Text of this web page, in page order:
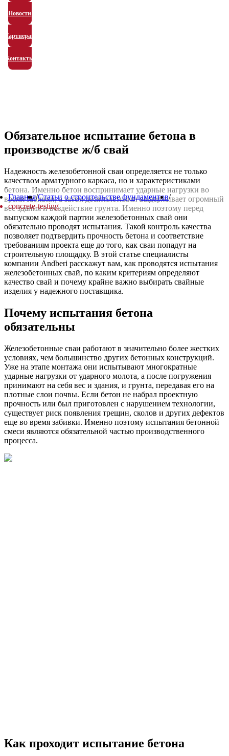
Новости
Партнерам
Контакты
Главная/Статьи о строительстве фундаментов/
concrete-testing
Обязательное испытание бетона в
производстве ж/б свай
Надежность железобетонной сваи определяется не только
качеством арматурного каркаса, но и характеристиками
бетона. Именно бетон воспринимает ударные нагрузки во
время забивки, а затем десятилетиями выдерживает огромный
вес здания и воздействие грунта. Именно поэтому перед
выпуском каждой партии железобетонных свай они
обязательно проводят испытания. Такой контроль качества
позволяет подтвердить прочность бетона и соответствие
требованиям проекта еще до того, как сваи попадут на
строительную площадку. В этой статье специалисты
компании Andberi расскажут вам, как проводятся испытания
железобетонных свай, по каким критериям определяют
качество свай и почему крайне важно выбирать свайные
изделия у надежного поставщика.
Почему испытания бетона
обязательны
Железобетонные сваи работают в значительно более жестких
условиях, чем большинство других бетонных конструкций.
Уже на этапе монтажа они испытывают многократные
ударные нагрузки от ударного молота, а после погружения
принимают на себя вес и здания, и грунта, передавая его на
плотные слои почвы. Если бетон не набрал проектную
прочность или был приготовлен с нарушением технологии,
существует риск появления трещин, сколов и других дефектов
еще во время забивки. Именно поэтому испытания бетонной
смеси являются обязательной частью производственного
процесса.
Как проходит испытание бетона